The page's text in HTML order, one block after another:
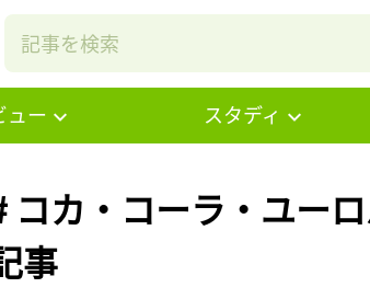
ュー スタディ
コカ・コーラ・ユー
事